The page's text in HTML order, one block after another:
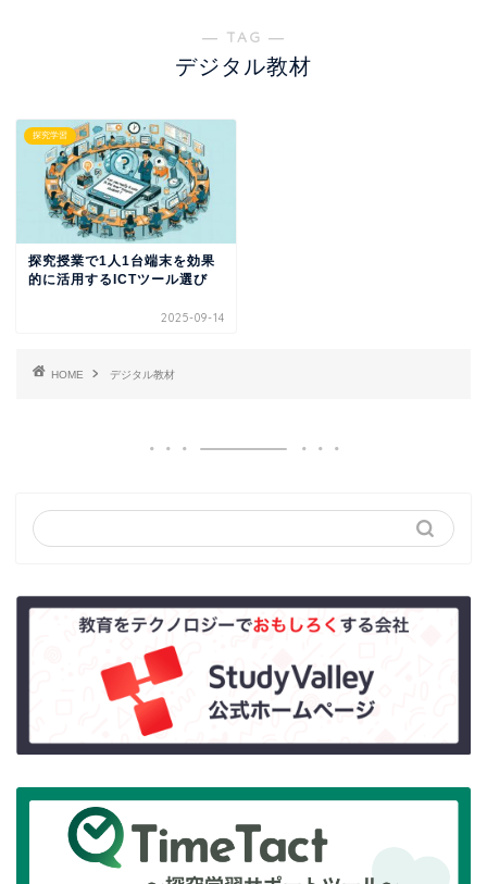
― TAG ―
デジタル教材
探究学習
探究授業で1人1台端末を効果
的に活用するICTツール選び
2025-09-14
HOME デジタル教材